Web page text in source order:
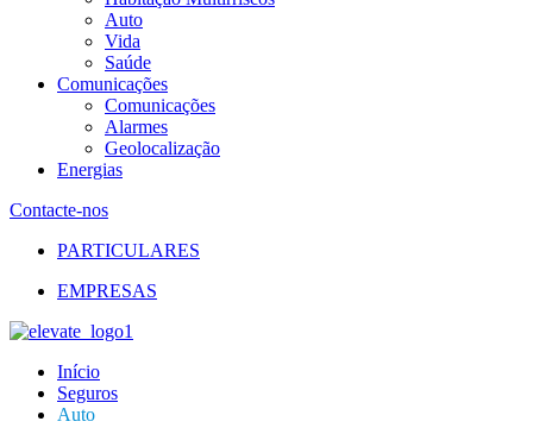
Auto
Vida
Saúde
Comunicações
Comunicações
Alarmes
Geolocalização
Energias
Contacte-nos
PARTICULARES
EMPRESAS
Início
Seguros
Auto